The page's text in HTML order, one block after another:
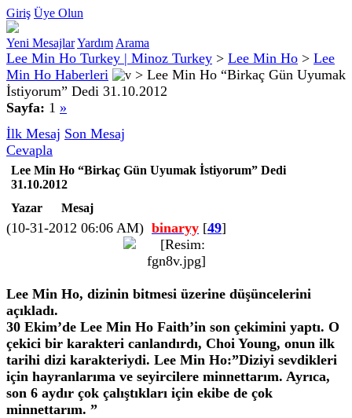
Giriş Üye Olun
Yeni MesajlarYardım Arama
Lee Min Ho Turkey | Minoz Turkey > Lee Min Ho > Lee
Min Ho Haberleri
> Lee Min Ho “Birkaç Gün Uyumak
İstiyorum” Dedi 31.10.2012
Sayfa: 1 »
İlk Mesaj Son Mesaj
Cevapla
Lee Min Ho “Birkaç Gün Uyumak İstiyorum” Dedi
31.10.2012
Yazar
Mesaj
(10-31-2012 06:06 AM) binaryy [49]
Lee Min Ho, dizinin bitmesi üzerine düşüncelerini
açıkladı.
30 Ekim’de Lee Min Ho Faith’in son çekimini yaptı. O
çekici bir karakteri canlandırdı, Choi Young, onun ilk
tarihi dizi karakteriydi. Lee Min Ho:”Diziyi sevdikleri
için hayranlarıma ve seyircilere minnettarım. Ayrıca,
son 6 aydır çok çalıştıkları için ekibe de çok
minnettarım. ”